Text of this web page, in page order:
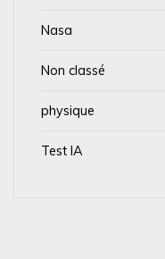
Nasa
Non classé
physique
Test IA